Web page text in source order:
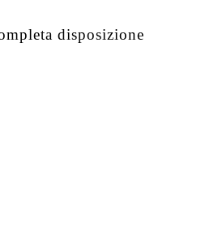
disposizione